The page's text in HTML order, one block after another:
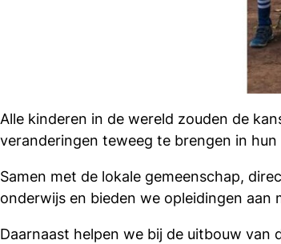
Alle kinderen in de wereld zouden de
veranderingen teweeg te brengen in
Samen met de lokale gemeenschap,
onderwijs en bieden we opleidingen
Daarnaast helpen we bij de uitbouw